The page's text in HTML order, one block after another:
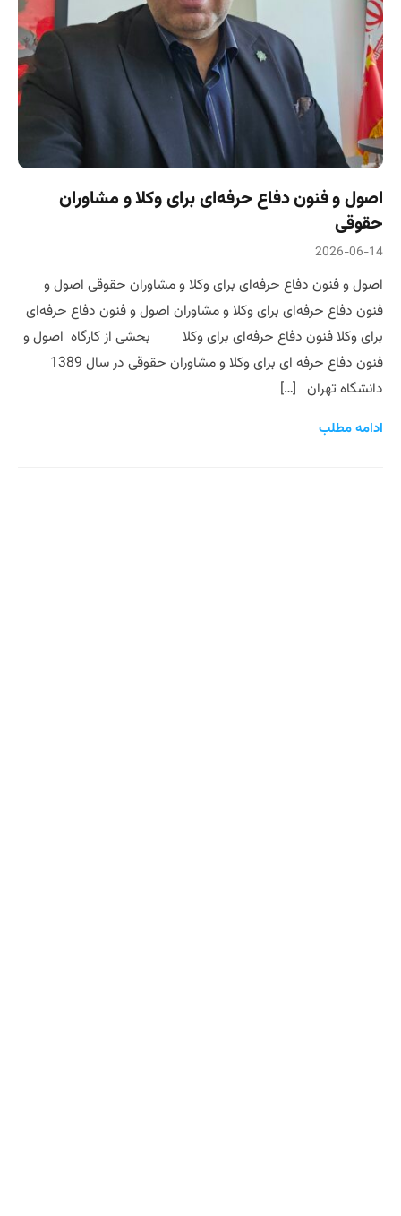
اصول و فنون دفاع حرفه‌ای برای وکلا و مشاوران
حقوقی
2026-06-14
اصول و فنون دفاع حرفه‌ای برای وکلا و مشاوران حقوقی اصول و
فنون دفاع حرفه‌ای برای وکلا و مشاوران اصول و فنون دفاع حرفه‌ای
برای وکلا فنون دفاع حرفه‌ای برای وکلا بحشی از کارگاه اصول و
فنون دفاع حرفه ای برای وکلا و مشاوران حقوقی در سال 1389
دانشگاه تهران […]
ادامه مطلب